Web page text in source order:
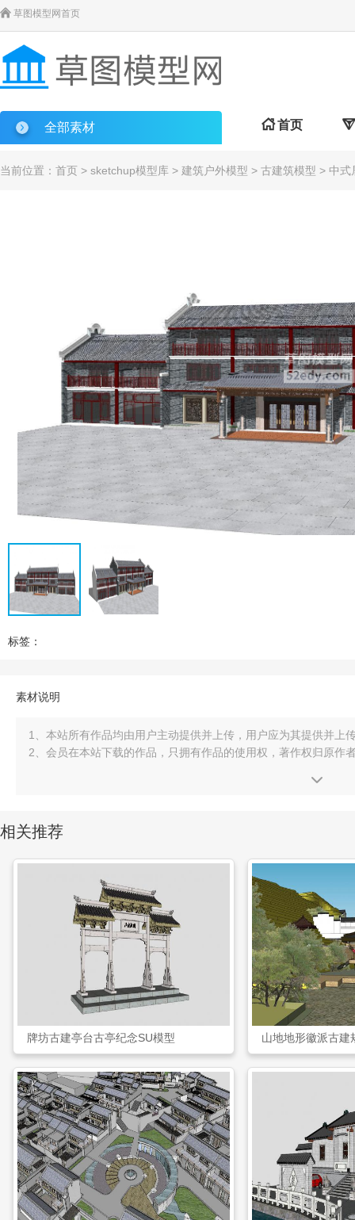
 草图模型网首页
全部素材 首页 
当前位置： 首页 > sketchup模型库 > 建筑户外模型 > 古建筑模型 > 中式
标签：
素材说明
1、本站所有作品均由用户主动提供并上传，用户应为其提供并上
2、会员在本站下载的作品，只拥有作品的使用权，著作权归原作
相关推荐
牌坊古建亭台古亭纪念SU模型 山地地形徽派古建